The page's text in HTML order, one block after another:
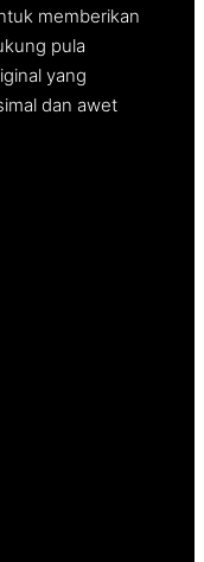
memberikan
pula
yang
dan awet